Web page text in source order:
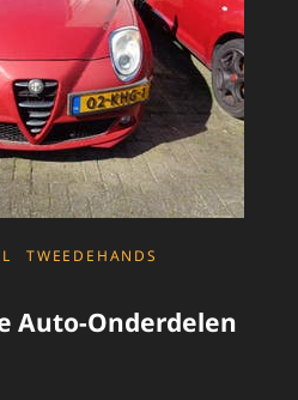
TWEEDEHANDS
Auto-Onderdelen